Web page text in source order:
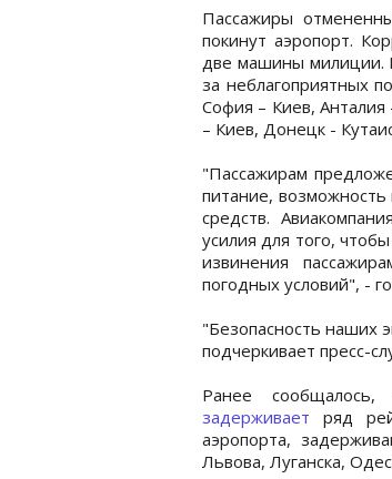
Пассажиры
покинут аэропорт.
две машины милиции.
за неблагоприятных
София – Киев,
– Киев, Донецк -
"Пассажирам
питание,
средств.
усилия для того,
извинения
погодных условий", -
"Безопасность наших
подчеркивает пресс-
Ранее
задерживает ряд
аэропорта,
Львова, Луганска,